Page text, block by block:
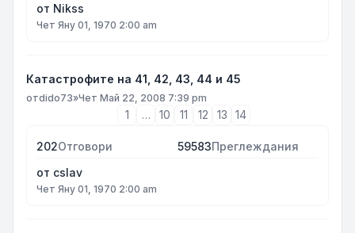
от Nikss
Чет Яну 01, 1970 2:00 am
Катастрофите на 41, 42, 43, 44 и 45
отdido73»Чет Май 22, 2008 7:39 pm
1 … 10 11 12 13 14
202Отговори 59583Преглеждания
от cslav
Чет Яну 01, 1970 2:00 am